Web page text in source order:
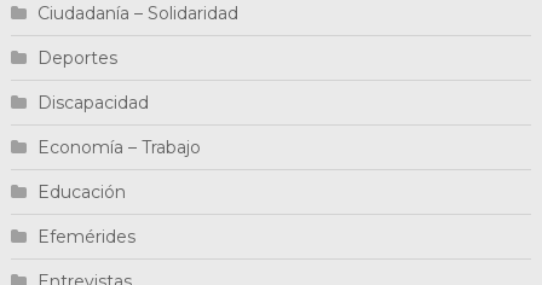
Ciudadanía – Solidaridad
Deportes
Discapacidad
Economía – Trabajo
Educación
Efemérides